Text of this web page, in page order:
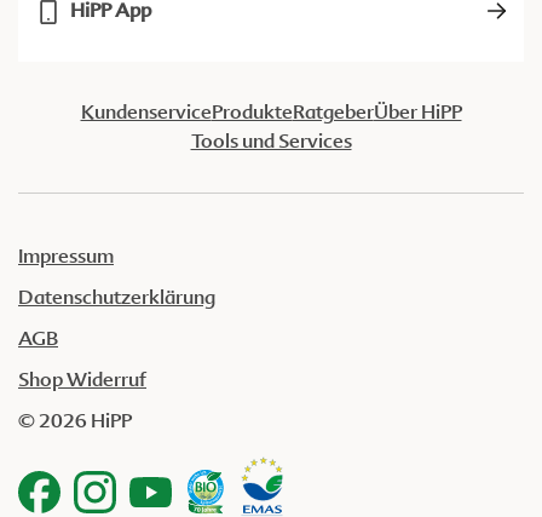
HiPP App
KundenserviceProdukteRatgeberÜber HiPP
Tools und Services
Impressum
Datenschutzerklärung
AGB
Shop Widerruf
© 2026 HiPP